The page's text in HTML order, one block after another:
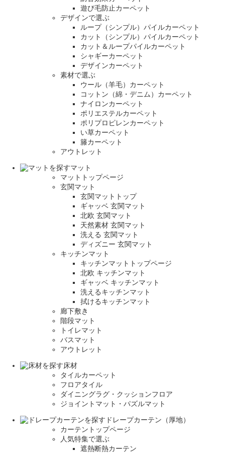
遊び毛防止カーペット
デザインで選ぶ
ループ（シンプル）パイルカーペット
カット（シンプル）パイルカーペット
カット＆ループパイルカーペット
シャギーカーペット
デザインカーペット
素材で選ぶ
ウール（羊毛）カーペット
コットン（綿・デニム）カーペット
ナイロンカーペット
ポリエステルカーペット
ポリプロピレンカーペット
い草カーペット
籐カーペット
アウトレット
マット
マットトップページ
玄関マット
玄関マットトップ
ギャッベ 玄関マット
北欧 玄関マット
天然素材 玄関マット
洗える 玄関マット
ディズニー 玄関マット
キッチンマット
キッチンマットトップページ
北欧 キッチンマット
ギャッベ キッチンマット
洗えるキッチンマット
拭けるキッチンマット
廊下敷き
階段マット
トイレマット
バスマット
アウトレット
床材
タイルカーペット
フロアタイル
ダイニングラグ・クッションフロア
ジョイントマット・パズルマット
ドレープカーテン（厚地）
カーテントップページ
人気特集で選ぶ
遮熱断熱カーテン